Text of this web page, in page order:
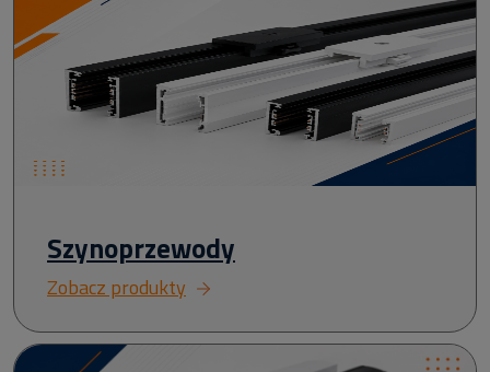
Szynoprzewody
Zobacz produkty